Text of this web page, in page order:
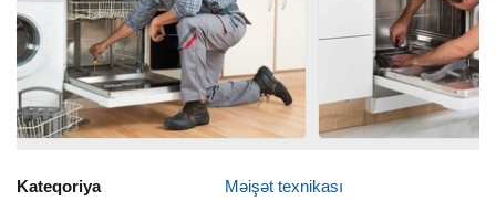
Kateqoriya
Məişət texnikası